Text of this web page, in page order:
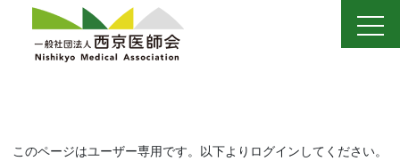
content
このページはユーザー専用です。以下よりログインしてください。